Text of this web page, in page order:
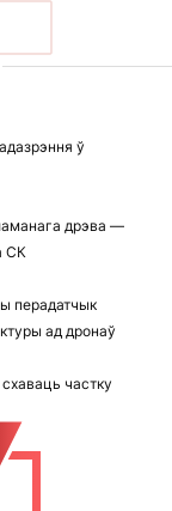
ў
дрэва —
СК
перадатчык
ад дронаў
частку